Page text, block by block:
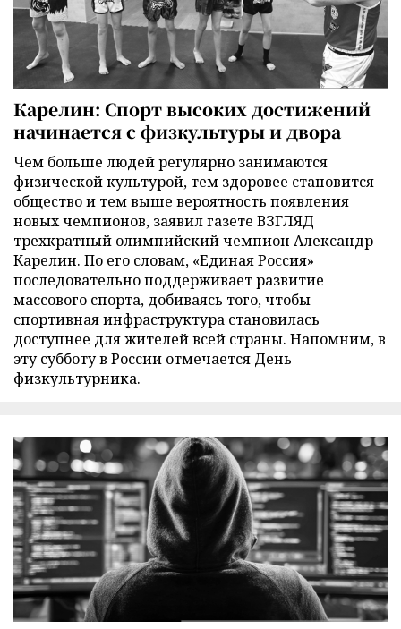
Карелин: Спорт высоких достижений
начинается с физкультуры и двора
Чем больше людей регулярно занимаются
физической культурой, тем здоровее становится
общество и тем выше вероятность появления
новых чемпионов, заявил газете ВЗГЛЯД
трехкратный олимпийский чемпион Александр
Карелин. По его словам, «Единая Россия»
последовательно поддерживает развитие
массового спорта, добиваясь того, чтобы
спортивная инфраструктура становилась
доступнее для жителей всей страны. Напомним, в
эту субботу в России отмечается День
физкультурника.